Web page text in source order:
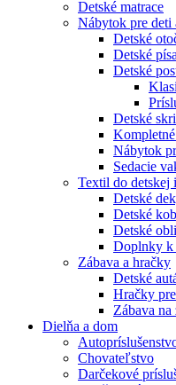
Detské matrace
Nábytok pre deti
Detské
Detské
Detské
Detské
Nábytok
Sedacie
Textil do detskej
Detské
Detské
Detské
Doplnky k
Zábava a hračky
Detské
Hračky
Zábava na
Dielňa a dom
Chovateľstvo
Darčekové